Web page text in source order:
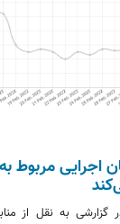
اجرایی مربوط
در گزارشی به نقل